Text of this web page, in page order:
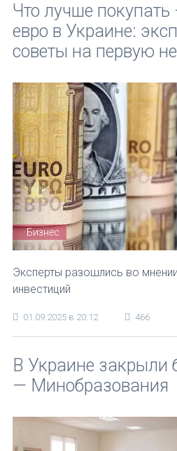
Что лучше
евро в Украине:
советы на первую
Бизнес
Эксперты разошлись во
инвестиций
01.09.2025 в 20:12 466
В Украине закрыли
— Минобразования